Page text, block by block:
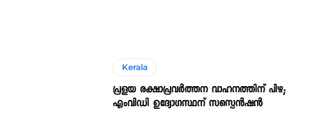
Kerala
പ്രളയ രക്ഷാപ്രവർത്തന വാഹനത്തിന് പിഴ;
എംവിഡി ഉദ്യോഗസ്ഥന് സസ്പെൻഷൻ